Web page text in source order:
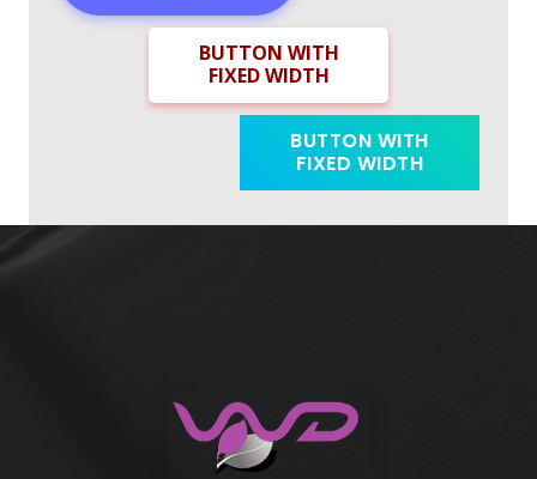
BUTTON WITH
FIXED WIDTH
BUTTON WITH
FIXED WIDTH